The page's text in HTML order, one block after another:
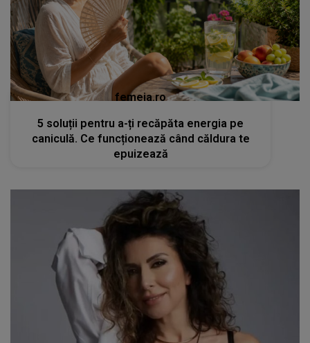
femeia.ro
5 soluții pentru a-ți recăpăta energia pe
caniculă. Ce funcționează când căldura te
epuizează